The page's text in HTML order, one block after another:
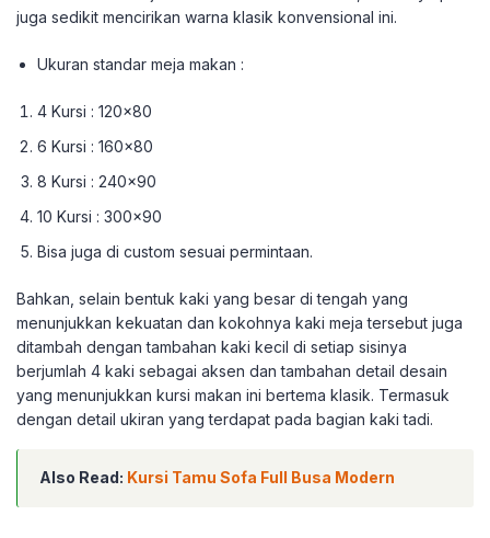
juga sedikit mencirikan warna klasik konvensional ini.
Ukuran standar meja makan :
4 Kursi : 120×80
6 Kursi : 160×80
8 Kursi : 240×90
10 Kursi : 300×90
Bisa juga di custom sesuai permintaan.
Bahkan, selain bentuk kaki yang besar di tengah yang
menunjukkan kekuatan dan kokohnya kaki meja tersebut juga
ditambah dengan tambahan kaki kecil di setiap sisinya
berjumlah 4 kaki sebagai aksen dan tambahan detail desain
yang menunjukkan kursi makan ini bertema klasik. Termasuk
dengan detail ukiran yang terdapat pada bagian kaki tadi.
Also Read: Kursi Tamu Sofa Full Busa Modern